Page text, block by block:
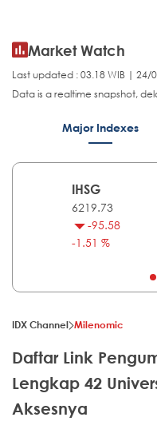
Market Watch
Last updated : 03.18 WIB | 24/
Data is a realtime snapshot,
Major Indexes
IHSG
6219.73
-95.58
-1.51 %
IDX Channel Milenomic
Daftar Link
Lengkap 42
Aksesnya